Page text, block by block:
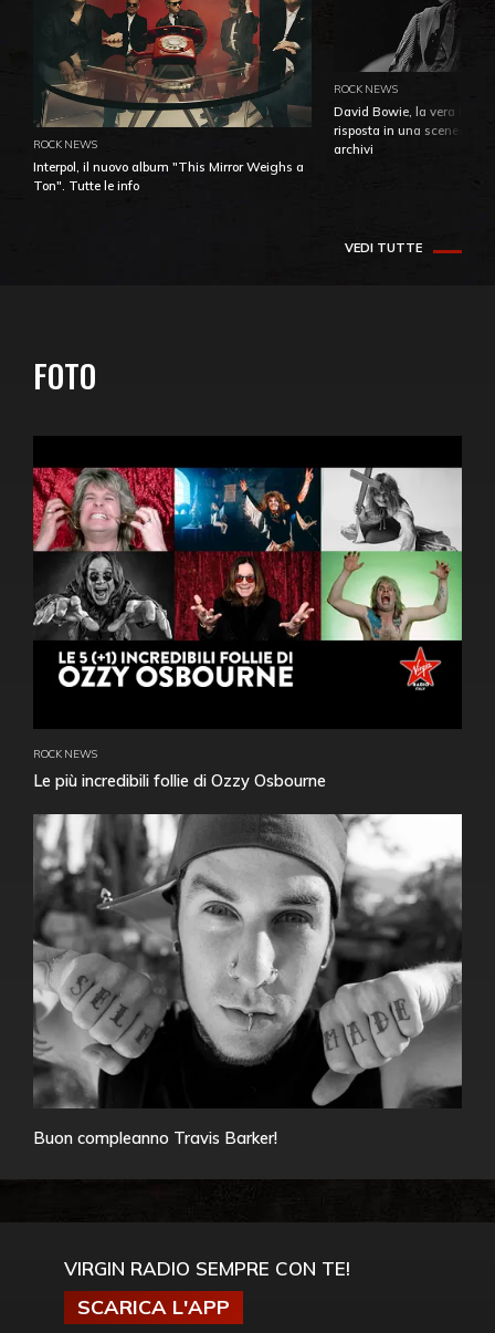
ROCK NEWS
Interpol, il nuovo album "This Mirror Weighs a
Ton". Tutte le info
ROCK NEWS
David Bowie, la vera
risposta in una
archivi
VEDI TUTTE
FOTO
ROCK NEWS
Le più incredibili follie di Ozzy Osbourne
Buon compleanno Travis Barker!
VIRGIN RADIO SEMPRE CON TE!
SCARICA L'APP